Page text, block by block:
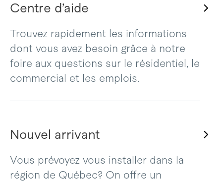
Centre d’aide
Trouvez rapidement les informations
dont vous avez besoin grâce à notre
foire aux questions sur le résidentiel, le
commercial et les emplois.
Nouvel arrivant
Vous prévoyez vous installer dans la
région de Québec? On offre un